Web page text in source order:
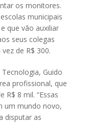
os monitores.
municipais
que vão auxiliar
seus colegas
de R$ 300.
Guido
profissional, que
8 mil. “Essas
um mundo novo,
disputar as